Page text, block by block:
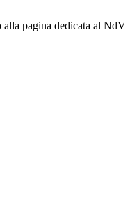
alla pagina dedicata al NdV